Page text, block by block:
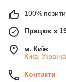
100%
Працює з
м. Київ
Київ, Україна
Контакти